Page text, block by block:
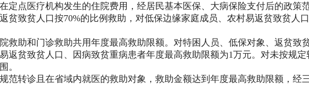
定点医疗机构发生的住院费用，经居民基本医保、大病保险支付后的政策
贫致贫人口按70%的比例救助，对低保边缘家庭成员、农村易返贫致贫人
救助和门诊救助共用年度最高救助限额。对特困人员、低保对象、返贫致
返贫致贫人口、因病致贫重病患者年度最高救助限额为1万元。对未按规
。
范转诊且在省域内就医的救助对象，救助金额达到年度最高救助限额，经